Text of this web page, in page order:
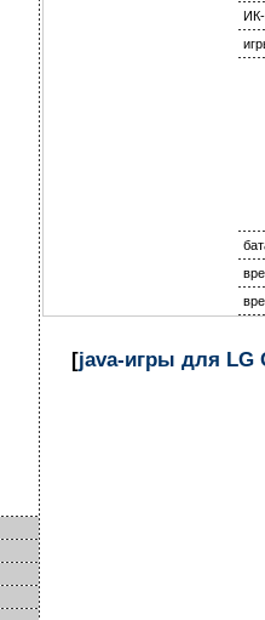
ИК-
[java-игры для LG